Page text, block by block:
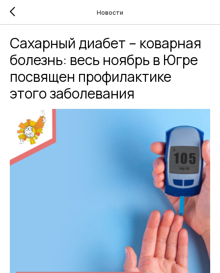
Новости
Сахарный диабет – коварная
болезнь: весь ноябрь в Югре
посвящен профилактике
этого заболевания